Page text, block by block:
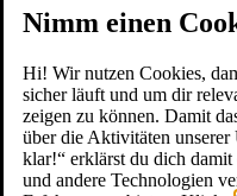
Nimm einen
Hi! Wir nutzen Cookies,
sicher läuft und um dir
zeigen zu können. Damit
über die Aktivitäten
klar!“ erklärst du dich
und andere Technologien